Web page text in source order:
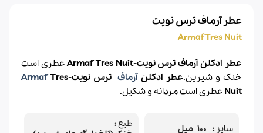
عطر آرماف ترس نویت
Armaf Tres Nuit
عطر ادکلن آرماف ترس نویت-Armaf Tres Nuit
عطری است
خنک و شیرین.عطر ادکلنآرمافترس نویت- ArmafTres
Nuitعطری است مردانه و شکیل.
سایز 100 میل
طبع